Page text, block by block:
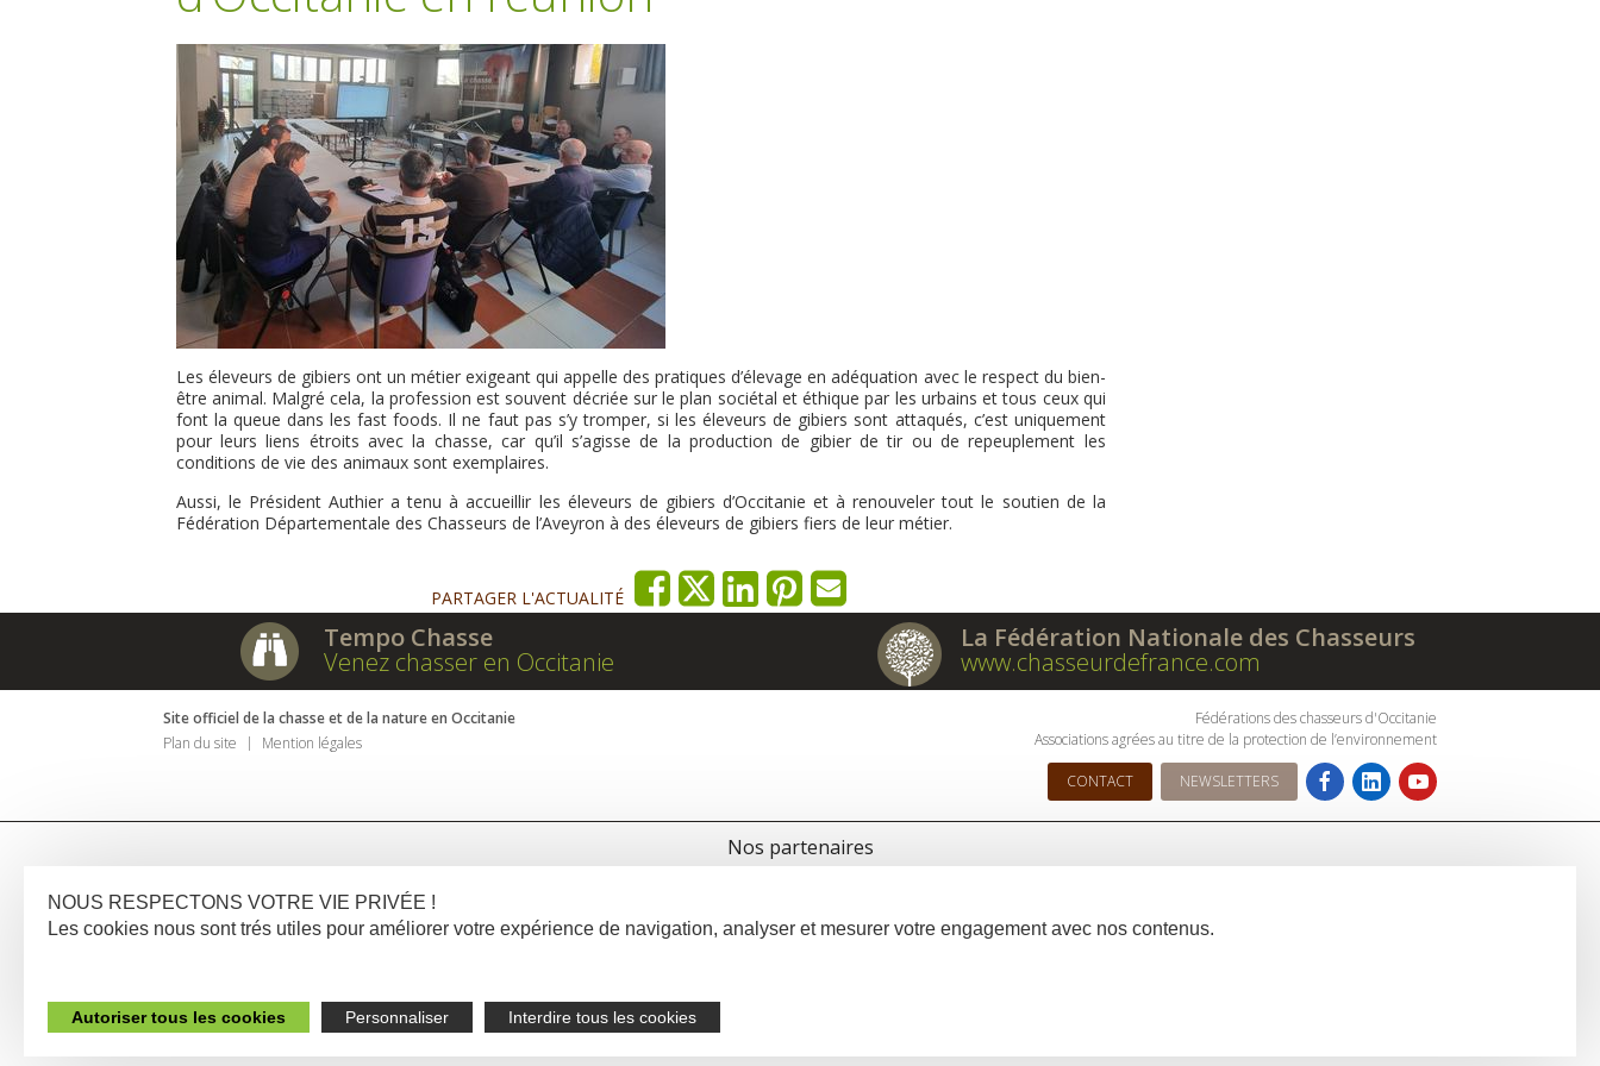
Les éleveurs de gibiers ont un métier exigeant qui appelle des pratiques d’élevage en adéquation avec le respect du bien-
être animal. Malgré cela, la profession est souvent décriée sur le plan sociétal et éthique par les urbains et tous ceux qui
font la queue dans les fast foods. Il ne faut pas s’y tromper, si les éleveurs de gibiers sont attaqués, c’est uniquement
pour leurs liens étroits avec la chasse, car qu’il s’agisse de la production de gibier de tir ou de repeuplement les
conditions de vie des animaux sont exemplaires.
Aussi, le Président Authier a tenu à accueillir les éleveurs de gibiers d’Occitanie et à renouveler tout le soutien de la
Fédération Départementale des Chasseurs de l’Aveyron à des éleveurs de gibiers fiers de leur métier.
PARTAGER L'ACTUALITÉ
Tempo Chasse
Venez chasser en Occitanie
La Fédération Nationale des Chasseurs
www.chasseurdefrance.com
Site officiel de la chasse et de la nature en Occitanie
Plan du site
Mention légales
Fédérations des chasseurs d'Occitanie
Associations agrées au titre de la protection de l’environnement
CONTACT NEWSLETTERS
Nos partenaires
NOUS RESPECTONS VOTRE VIE PRIVÉE !
Les cookies nous sont trés utiles pour améliorer votre expérience de navigation, analyser et mesurer votre engagement avec nos contenus.
Autoriser tous les cookies Personnaliser Interdire tous les cookies